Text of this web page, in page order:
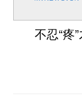
不忍“疼